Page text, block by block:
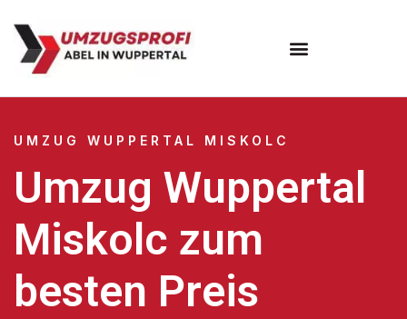
UMZUG WUPPERTAL MISKOLC
Umzug Wuppertal
Miskolc zum
besten Preis